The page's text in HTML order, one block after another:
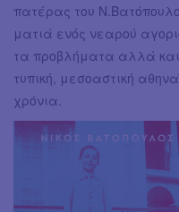
πατέρας του
ματιά ενός νεαρού
τα προβλήματα αλλά και
τυπική, μεσοαστική
χρόνια.